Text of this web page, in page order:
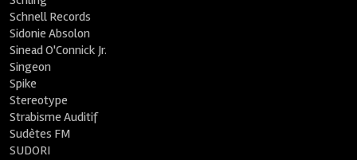
Schnell Records
Sidonie Absolon
Sinead O'Connick Jr.
Singeon
Spike
Stereotype
Strabisme Auditif
Sudètes FM
SUDORI